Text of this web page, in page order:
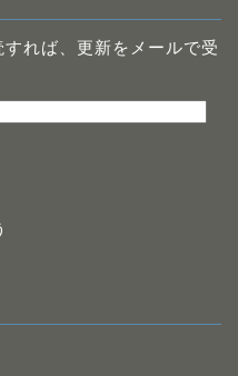
れば、更新をメールで受